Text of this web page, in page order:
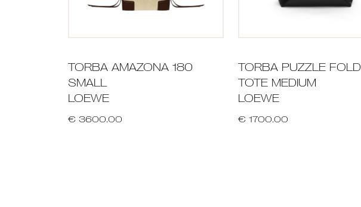
TORBA AMAZONA 180
SMALL
LOEWE
€ 3600.00
TORBA PUZZLE FOLD
TOTE MEDIUM
LOEWE
€ 1700.00